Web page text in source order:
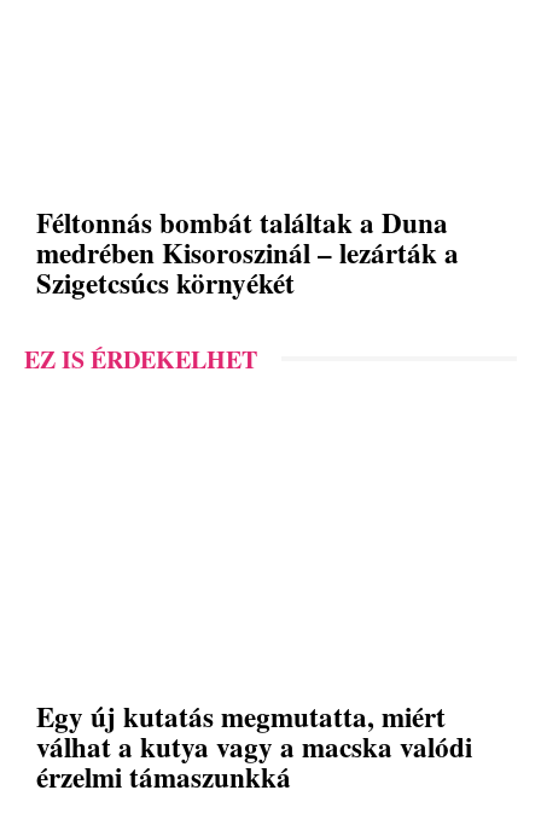
Féltonnás bombát találtak a Duna
medrében Kisoroszinál – lezárták a
Szigetcsúcs környékét
EZ IS ÉRDEKELHET
Egy új kutatás megmutatta, miért
válhat a kutya vagy a macska valódi
érzelmi támaszunkká